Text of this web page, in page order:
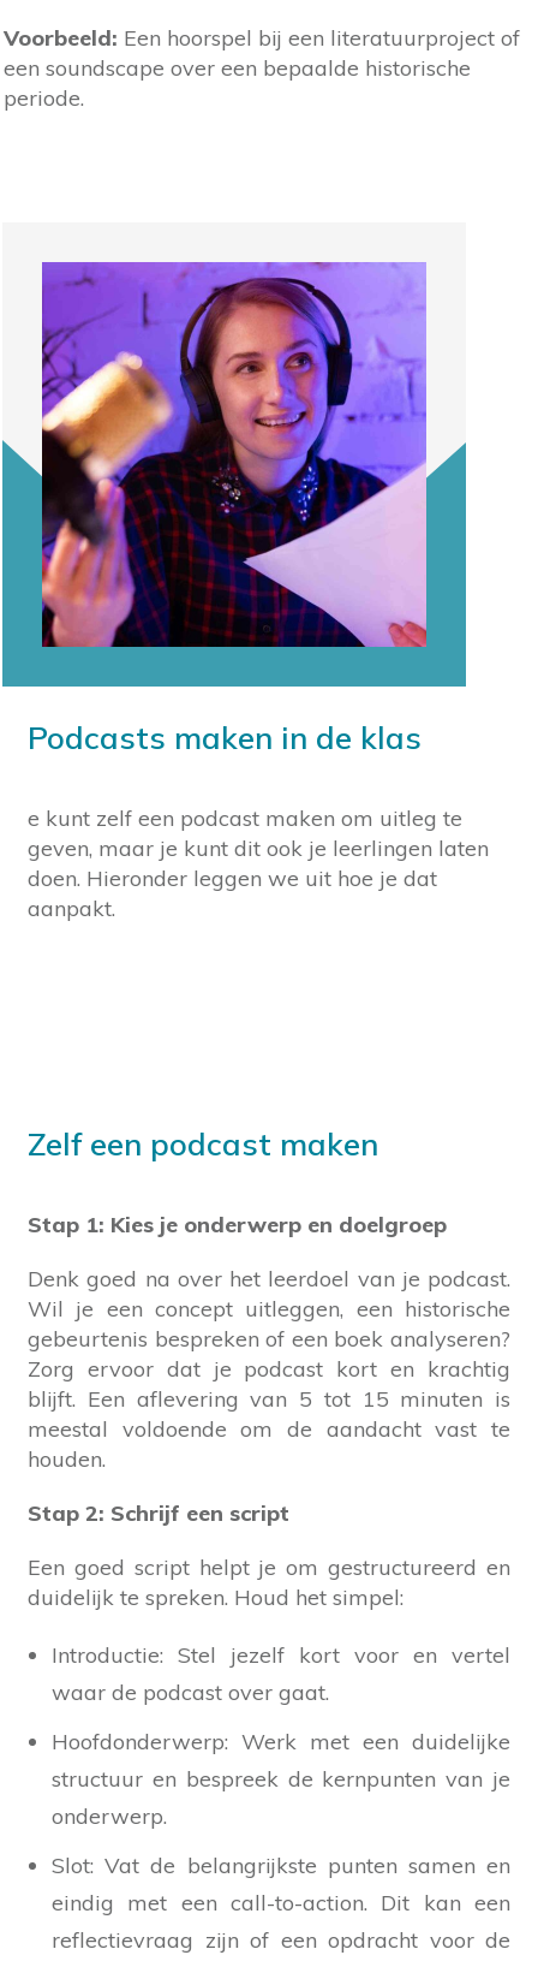
Voorbeeld: Een hoorspel bij een literatuurproject of
een soundscape over een bepaalde historische
periode.
Podcasts maken in de klas
e kunt zelf een podcast maken om uitleg te
geven, maar je kunt dit ook je leerlingen laten
doen. Hieronder leggen we uit hoe je dat
aanpakt.
Zelf een podcast maken
Stap 1: Kies je onderwerp en doelgroep
Denk goed na over het leerdoel van je podcast.
Wil je een concept uitleggen, een historische
gebeurtenis bespreken of een boek analyseren?
Zorg ervoor dat je podcast kort en krachtig
blijft. Een aflevering van 5 tot 15 minuten is
meestal voldoende om de aandacht vast te
houden.
Stap 2: Schrijf een script
Een goed script helpt je om gestructureerd en
duidelijk te spreken. Houd het simpel:
Introductie: Stel jezelf kort voor en vertel
waar de podcast over gaat.
Hoofdonderwerp: Werk met een duidelijke
structuur en bespreek de kernpunten van je
onderwerp.
Slot: Vat de belangrijkste punten samen en
eindig met een call-to-action. Dit kan een
reflectievraag zijn of een opdracht voor de